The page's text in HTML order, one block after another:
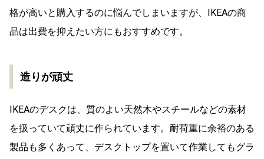
格が高いと購入するのに悩んでしまいますが、IKEAの商
品は出費を抑えたい方にもおすすめです。
造りが頑丈
IKEAのデスクは、質のよい天然木やスチールなどの素材
を扱っていて頑丈に作られています。耐荷重に余裕のある
製品も多くあって、デスクトップを置いて作業してもグラ